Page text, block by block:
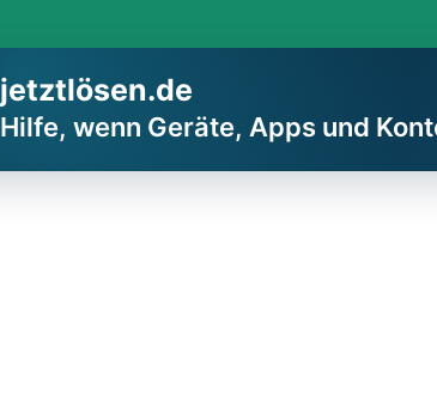
jetztlösen.de
Hilfe, wenn Geräte, Apps und